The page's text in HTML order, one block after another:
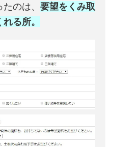
のは、 要望をくみ取
る所。